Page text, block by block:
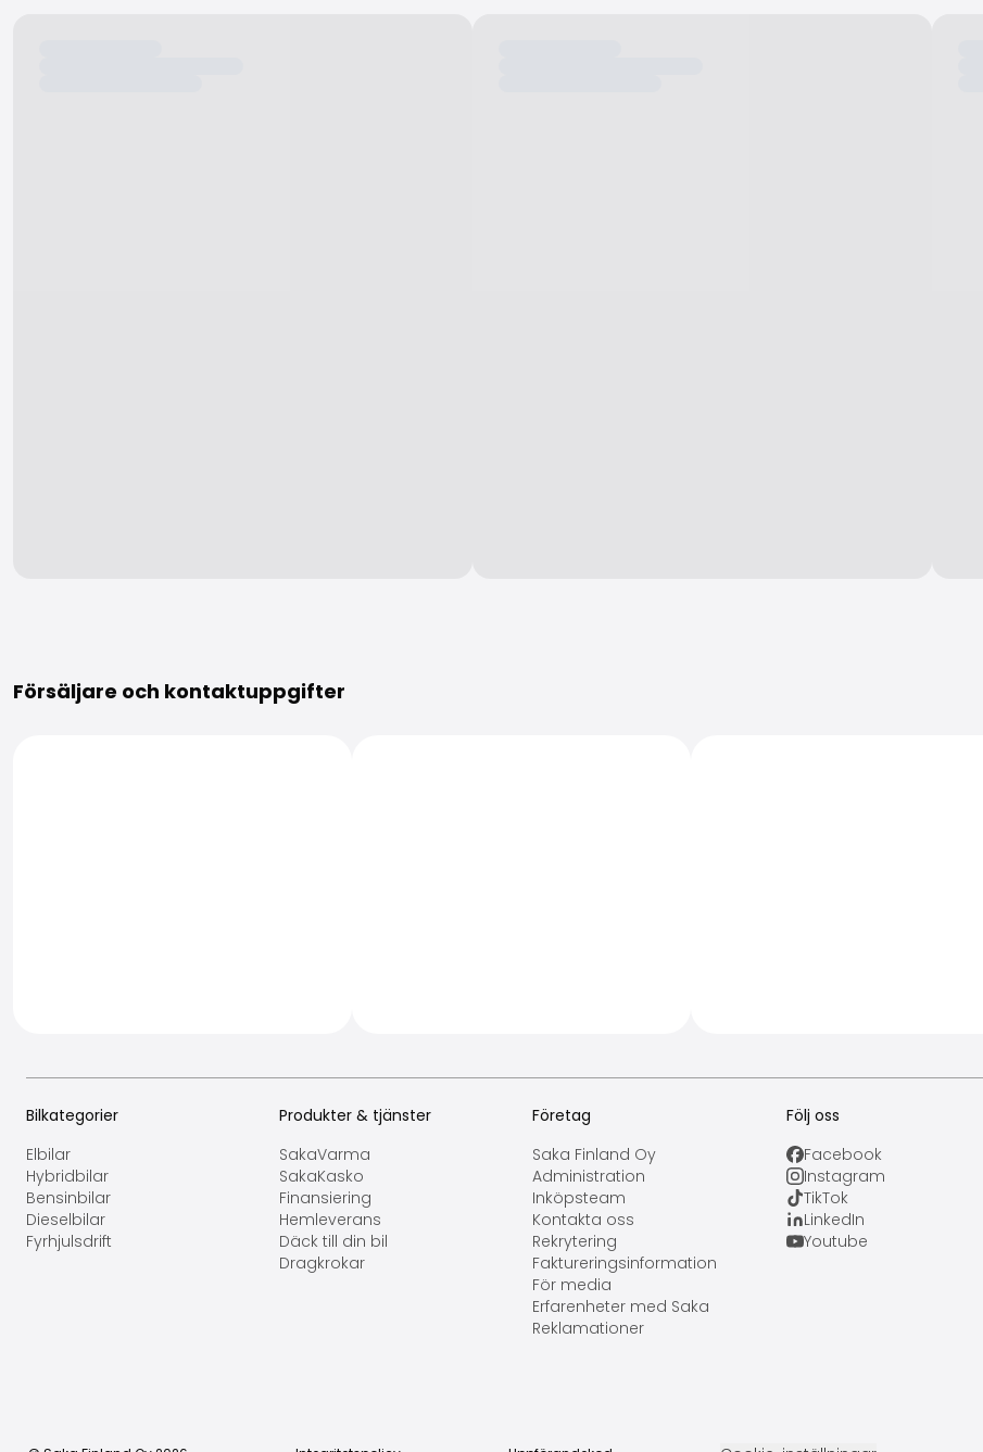
Försäljare och kontaktuppgifter
Bilkategorier
Elbilar
Hybridbilar
Bensinbilar
Dieselbilar
Fyrhjulsdrift
Produkter & tjänster
SakaVarma
SakaKasko
Finansiering
Hemleverans
Däck till din bil
Dragkrokar
Företag
Saka Finland Oy
Administration
Inköpsteam
Kontakta oss
Rekrytering
Faktureringsinformation
För media
Erfarenheter med Saka
Reklamationer
Följ oss
Facebook
Instagram
TikTok
LinkedIn
Youtube